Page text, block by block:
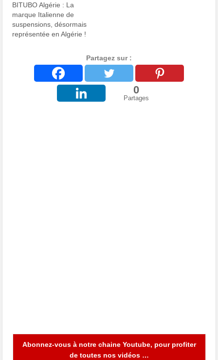
BITUBO Algérie : La
marque Italienne de
suspensions, désormais
représentée en Algérie !
Partagez sur :
0
Partages
Abonnez-vous à notre chaine Youtube, pour profiter
de toutes nos vidéos …